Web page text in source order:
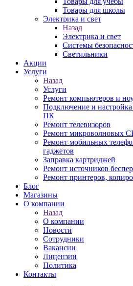
Товары для школы
Электрика и свет
Назад
Электрика и свет
Системы
Светильники
Акции
Услуги
Назад
Услуги
Ремонт компьютеров и
Подключение и настройка
ПК
Ремонт телевизоров
Ремонт микроволновых
Ремонт мобильных
гаджетов
Заправка картриджей
Ремонт источников
Ремонт принтеров,
Блог
Магазины
О компании
Назад
О компании
Новости
Сотрудники
Вакансии
Лицензии
Политика
Контакты